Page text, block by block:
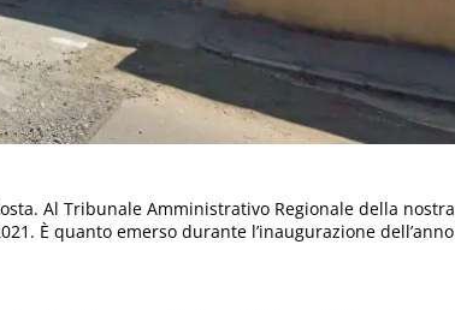
Al Tribunale Amministrativo Regionale della nostra
È quanto emerso durante l’inaugurazione dell’anno